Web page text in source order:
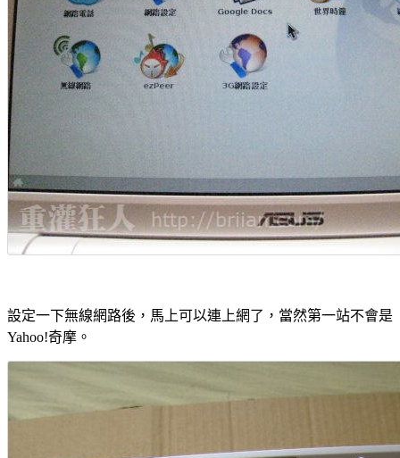
設定一下無線網路後，馬上可以連上網了，當然第一站不會是
Yahoo!奇摩。